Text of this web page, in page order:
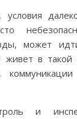
условия
может
живет в такой
и